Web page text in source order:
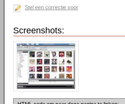
Stel een correctie voor
Screenshots: